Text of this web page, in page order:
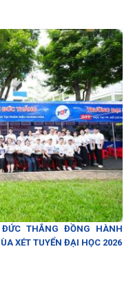
THẮNG ĐỒNG HÀNH
XÉT TUYỂN ĐẠI HỌC 2026